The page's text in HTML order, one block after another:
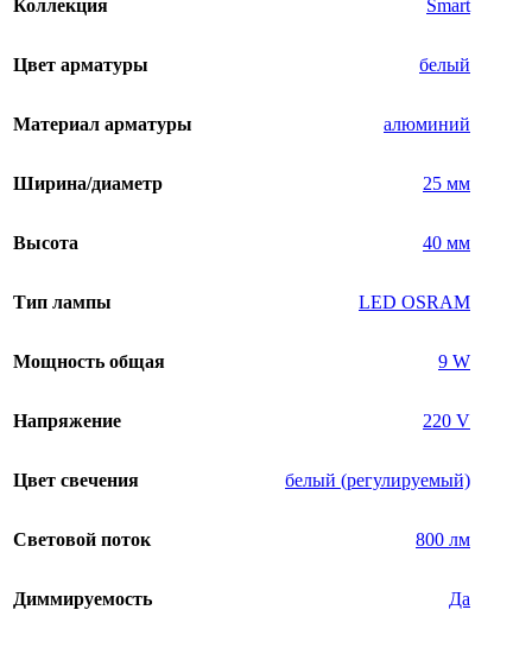
Коллекция Smart
Цвет арматуры белый
Материал арматуры алюминий
Ширина/диаметр 25 мм
Высота 40 мм
Тип лампы LED OSRAM
Мощность общая 9 W
Напряжение 220 V
Цвет свечения белый (регулируемый)
Световой поток 800 лм
Диммируемость Да